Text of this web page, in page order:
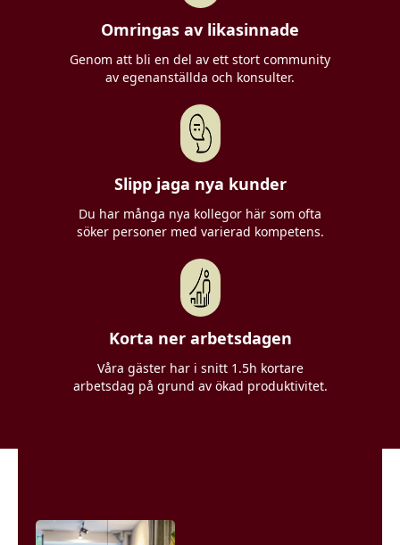
Omringas av likasinnade
Genom att bli en del av ett stort community
av egenanställda och konsulter.
Slipp jaga nya kunder
Du har många nya kollegor här som ofta
söker personer med varierad kompetens.
Korta ner arbetsdagen
Våra gäster har i snitt 1.5h kortare
arbetsdag på grund av ökad produktivitet.